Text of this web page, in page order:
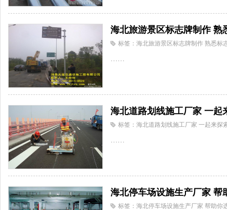
海北旅游景区标志牌制作 熟
标签：海北旅游景区标志牌制作 熟悉标
……
海北道路划线施工厂家 一起
标签：海北道路划线施工厂家 一起来探
……
海北停车场设施生产厂家 帮
标签：海北停车场设施生产厂家 帮助你